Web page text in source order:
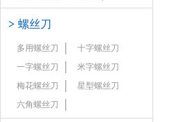
> 螺丝刀
多用螺丝刀
十字螺丝刀
一字螺丝刀
米字螺丝刀
梅花螺丝刀
星型螺丝刀
六角螺丝刀